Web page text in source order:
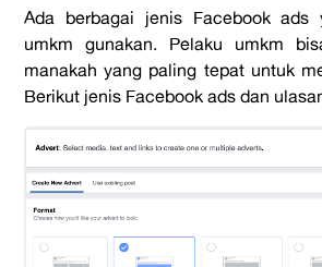
Ada berbagai jenis Facebook ads
umkm gunakan. Pelaku umkm
manakah yang paling tepat untuk
Berikut jenis Facebook ads dan